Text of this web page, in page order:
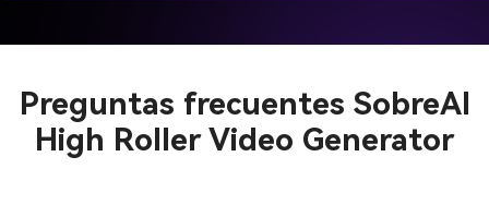
Preguntas frecuentes SobreAI
High Roller Video Generator